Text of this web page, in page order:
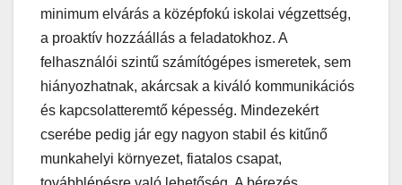
minimum elvárás a középfokú iskolai végzettség,
a proaktív hozzáállás a feladatokhoz. A
felhasználói szintű számítógépes ismeretek, sem
hiányozhatnak, akárcsak a kiváló kommunikációs
és kapcsolatteremtő képesség. Mindezekért
cserébe pedig jár egy nagyon stabil és kitűnő
munkahelyi környezet, fiatalos csapat,